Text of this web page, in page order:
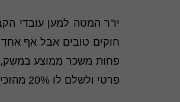
יו"ר המטה למען עובדי
פרטי ולשלם לו 20% מהזכייה או מהסכם פשרה.